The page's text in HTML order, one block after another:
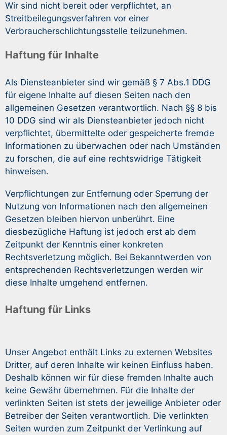
Wir sind nicht bereit oder verpflichtet, an
Streitbeilegungsverfahren vor einer
Verbraucherschlichtungsstelle teilzunehmen.
Haftung für Inhalte
Als Diensteanbieter sind wir gemäß § 7 Abs.1 DDG
für eigene Inhalte auf diesen Seiten nach den
allgemeinen Gesetzen verantwortlich. Nach §§ 8 bis
10 DDG sind wir als Diensteanbieter jedoch nicht
verpflichtet, übermittelte oder gespeicherte fremde
Informationen zu überwachen oder nach Umständen
zu forschen, die auf eine rechtswidrige Tätigkeit
hinweisen.
Verpflichtungen zur Entfernung oder Sperrung der
Nutzung von Informationen nach den allgemeinen
Gesetzen bleiben hiervon unberührt. Eine
diesbezügliche Haftung ist jedoch erst ab dem
Zeitpunkt der Kenntnis einer konkreten
Rechtsverletzung möglich. Bei Bekanntwerden von
entsprechenden Rechtsverletzungen werden wir
diese Inhalte umgehend entfernen.
Haftung für Links
Unser Angebot enthält Links zu externen Websites
Dritter, auf deren Inhalte wir keinen Einfluss haben.
Deshalb können wir für diese fremden Inhalte auch
keine Gewähr übernehmen. Für die Inhalte der
verlinkten Seiten ist stets der jeweilige Anbieter oder
Betreiber der Seiten verantwortlich. Die verlinkten
Seiten wurden zum Zeitpunkt der Verlinkung auf